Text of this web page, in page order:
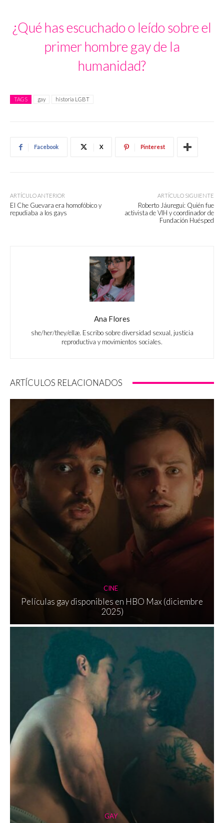
¿Qué has escuchado o leído sobre el
primer hombre gay de la
humanidad?
TAGS gay historia LGBT
Facebook X Pinterest
ARTÍCULO ANTERIOR
El Che Guevara era homofóbico y
repudiaba a los gays
ARTÍCULO SIGUIENTE
Roberto Jáuregui: Quién fue
activista de VIH y coordinador de
Fundación Huésped
Ana Flores
she/her/they/ellæ. Escribo sobre diversidad sexual, justicia
reproductiva y movimientos sociales.
ARTÍCULOS RELACIONADOS
CINE
Películas gay disponibles en HBO Max (diciembre
2025)
GAY